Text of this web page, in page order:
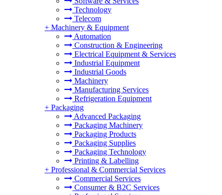
Technology
Telecom
+ Machinery & Equipment
Automation
Construction & Engineering
Electrical Equipment & Services
Industrial Equipment
Industrial Goods
Machinery
Manufacturing Services
Refrigeration Equipment
+ Packaging
Advanced Packaging
Packaging Machinery
Packaging Products
Packaging Supplies
Packaging Technology
Printing & Labelling
+ Professional & Commercial Services
Commercial Services
Consumer & B2C Services